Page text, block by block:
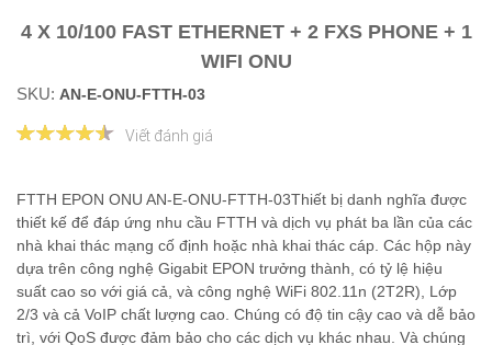
4 X 10/100 FAST ETHERNET + 2 FXS PHONE + 1
WIFI ONU
SKU: AN-E-ONU-FTTH-03
Viết đánh giá
FTTH EPON ONU AN-E-ONU-FTTH-03Thiết bị danh nghĩa được
thiết kế để đáp ứng nhu cầu FTTH và dịch vụ phát ba lần của các
nhà khai thác mạng cố định hoặc nhà khai thác cáp. Các hộp này
dựa trên công nghệ Gigabit EPON trưởng thành, có tỷ lệ hiệu
suất cao so với giá cả, và công nghệ WiFi 802.11n (2T2R), Lớp
2/3 và cả VoIP chất lượng cao. Chúng có độ tin cậy cao và dễ bảo
trì, với QoS được đảm bảo cho các dịch vụ khác nhau. Và chúng